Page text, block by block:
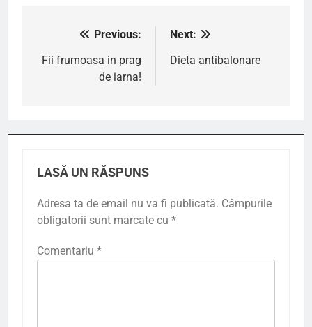
Navigare
în
Previous:
Fii frumoasa in prag
de iarna!
Next:
Dieta antibalonare
LASĂ UN RĂSPUNS
Adresa ta de email nu va fi publicată. Câmpurile
obligatorii sunt marcate cu *
Comentariu *